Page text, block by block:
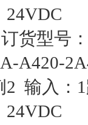
24VDC
订货型号
A420-
2 输入：
24VDC